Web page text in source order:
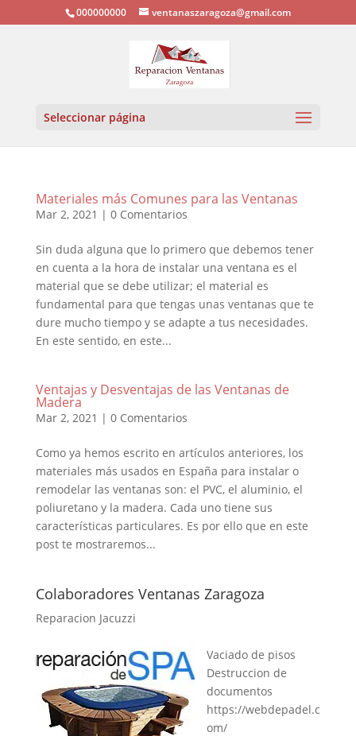
000000000 ventanaszaragoza@gmail.com
Seleccionar página
Materiales más Comunes para las Ventanas
Mar 2, 2021 | 0 Comentarios
Sin duda alguna que lo primero que debemos tener
en cuenta a la hora de instalar una ventana es el
material que se debe utilizar; el material es
fundamental para que tengas unas ventanas que te
dure mucho tiempo y se adapte a tus necesidades.
En este sentido, en este...
Ventajas y Desventajas de las Ventanas de
Madera
Mar 2, 2021 | 0 Comentarios
Como ya hemos escrito en artículos anteriores, los
materiales más usados en España para instalar o
remodelar las ventanas son: el PVC, el aluminio, el
poliuretano y la madera. Cada uno tiene sus
características particulares. Es por ello que en este
post te mostraremos...
Colaboradores Ventanas Zaragoza
Reparacion Jacuzzi
Vaciado de pisos
Destruccion de
documentos
https://webdepadel.c
om/